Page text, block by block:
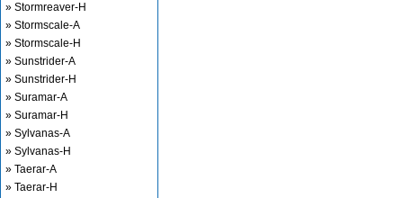
» Stormreaver-H
» Stormscale-A
» Stormscale-H
» Sunstrider-A
» Sunstrider-H
» Suramar-A
» Suramar-H
» Sylvanas-A
» Sylvanas-H
» Taerar-A
» Taerar-H